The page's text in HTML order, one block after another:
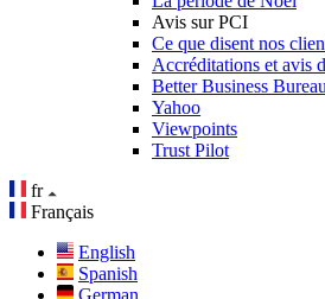
Avis sur PCI
Ce que disent nos
Accréditations et avis
Better Business Bureau
Yahoo
Viewpoints
Trust Pilot
fr
Français
English
Spanish
German